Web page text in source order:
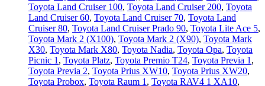
Toyota Land Cruiser 100, Toyota Land Cruiser 200, Toyota
Land Cruiser 60, Toyota Land Cruiser 70, Toyota Land
Cruiser 80, Toyota Land Cruiser Prado 90, Toyota Lite Ace 5,
Toyota Mark 2 (Х100), Toyota Mark 2 (Х90), Toyota Mark
X30, Toyota Mark X80, Toyota Nadia, Toyota Opa, Toyota
Picnic 1 , Toyota Platz, Toyota Premio T24, Toyota Previa 1 ,
Toyota Previa 2, Toyota Prius XW10, Toyota Prius XW20,
Toyota Probox, Toyota Raum 1 , Toyota RAV4 1 XA10,